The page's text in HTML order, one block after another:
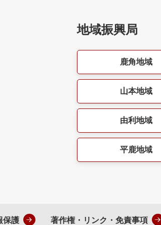
地域振興局
鹿角地域
山本地域
由利地域
平鹿地域
保護 著作権・リンク・免責事項